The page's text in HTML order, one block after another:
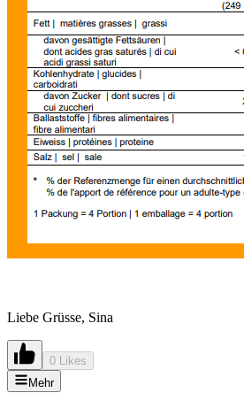
Liebe Grüsse, Sina
0 Likes
Mehr